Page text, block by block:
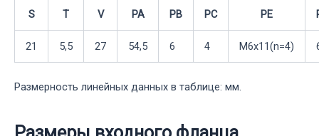
S T V PA PB PC PE
21 5,5 27 54,5 6 4 M6x11(n=4)
Размерность линейных данных в таблице: мм.